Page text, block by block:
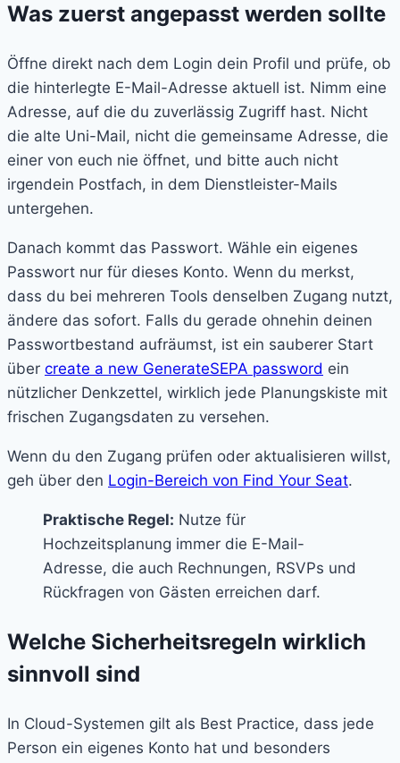
Was zuerst angepasst werden sollte
Öffne direkt nach dem Login dein Profil und prüfe, ob
die hinterlegte E-Mail-Adresse aktuell ist. Nimm eine
Adresse, auf die du zuverlässig Zugriff hast. Nicht
die alte Uni-Mail, nicht die gemeinsame Adresse, die
einer von euch nie öffnet, und bitte auch nicht
irgendein Postfach, in dem Dienstleister-Mails
untergehen.
Danach kommt das Passwort. Wähle ein eigenes
Passwort nur für dieses Konto. Wenn du merkst,
dass du bei mehreren Tools denselben Zugang nutzt,
ändere das sofort. Falls du gerade ohnehin deinen
Passwortbestand aufräumst, ist ein sauberer Start
über create a new GenerateSEPA password ein
nützlicher Denkzettel, wirklich jede Planungskiste mit
frischen Zugangsdaten zu versehen.
Wenn du den Zugang prüfen oder aktualisieren willst,
geh über den Login-Bereich von Find Your Seat.
Praktische Regel: Nutze für
Hochzeitsplanung immer die E-Mail-
Adresse, die auch Rechnungen, RSVPs und
Rückfragen von Gästen erreichen darf.
Welche Sicherheitsregeln wirklich
sinnvoll sind
In Cloud-Systemen gilt als Best Practice, dass jede
Person ein eigenes Konto hat und besonders